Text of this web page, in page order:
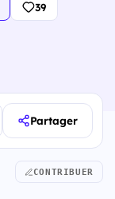
39
Partager
CONTRIBUER